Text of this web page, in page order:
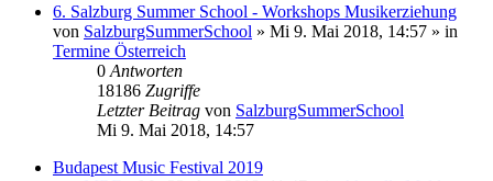
6. Salzburg Summer School - Workshops Musikerziehung
von SalzburgSummerSchool » Mi 9. Mai 2018, 14:57 » in
Termine Österreich
0 Antworten
18186 Zugriffe
Letzter Beitrag von SalzburgSummerSchool
Mi 9. Mai 2018, 14:57
Budapest Music Festival 2019